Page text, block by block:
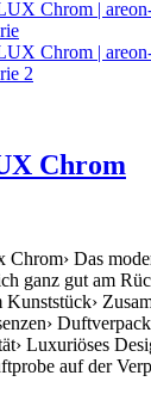
Chrom
Das
ganz gut am
Luxuriöses
auf der